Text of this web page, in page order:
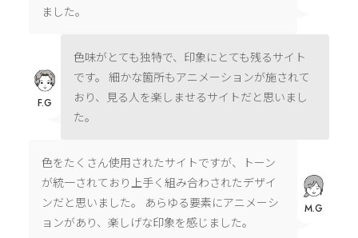
ました。
色味がとても独特で、印象にとても残るサイト
です。 細かな箇所もアニメーションが施されて
おり、見る人を楽しませるサイトだと思いまし
た。
F.G
色をたくさん使用されたサイトですが、トーン
が統一されており上手く組み合わされたデザイ
ンだと思いました。 あらゆる要素にアニメーシ
ョンがあり、楽しげな印象を感じました。
M.G